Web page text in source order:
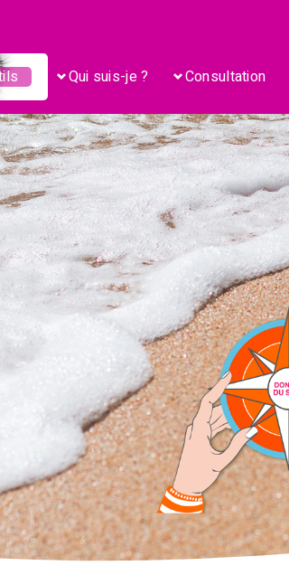
Qui suis-je ? Consultation